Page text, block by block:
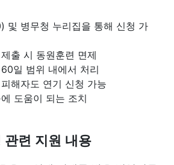
및 병무청 누리집을 통해 신청 가
출 시 동원훈련 면제
일 범위 내에서 처리
해자도 연기 신청 가능
도움이 되는 조치
관련 지원 내용